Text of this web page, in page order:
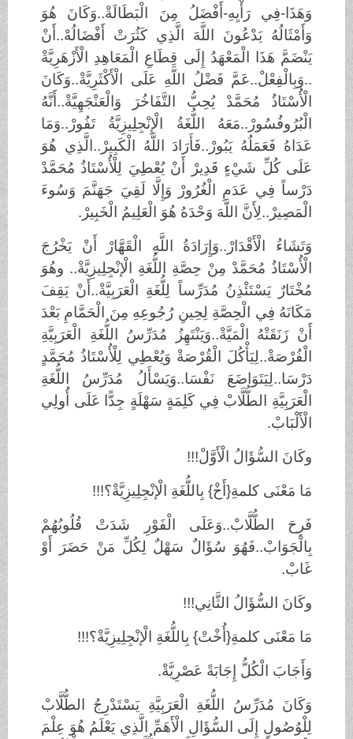
وَهَذَا-فِي رَأْيِهِ-أَفْضَلُ مِنَ الْبَطَالَةْ..وَكَانَ هُوَ
وَأَمْثَالُهُ يَدْعُونَ اللَّهَ الَّذِي كَثُرَتْ أَفْضَالُهْ..أَنْ
يَنْضَمَّ هَذَا الْمَعْهَدُ إِلَى قِطَاعِ الْمَعَاهِدِ الْأَزْهَرِيَّةْ
..وَبِالْفِعْلْ..عَمَّ فَضْلُ اللَّهِ عَلَى الْأَكْثَرِيَّةْ..وَكَانَ
الْأُسْتَاذُ مُحَمَّدْ يُحِبُّ التَّفَاخُرَ وَالْعَنْجَهِيَّةْ..أَنَّهُ
الْبُرُوفُسُورْ..مَعَهُ اللُّغَةُ الْإِنْجِلِيزِيَّةُ تَفُورْ..وَمَا
عَدَاهُ فَعَمَلُهُ يَبُورْ..فَأَرَادَ اللَّهُ الْكَبِيرْ..الَّذِي هُوَ
عَلَى كُلِّ شَيْءٍ قَدِيرْ أَنْ يُعْطِيَ لِلْأُسْتَاذُ مُحَمَّدْ
دَرْساً فِي عَدَمِ الْغُرُورْ وَإِلَّا لَقِيَ جَهَنَّمَ وَسُوءَ
الْمَصِيرْ..لِأَنَّ اللَّهَ وَحْدَهُ هُوَ الْعَلِيمُ الْخَبِيرْ.
وَتَشَاءُ الْأَقْدَارْ..وَإِرَادَةُ اللَّهِ الْقَهَّارْ أَنْ يَخْرُجَ
الْأُسْتَاذُ مُحَمَّدْ مِنْ حِصَّةِ اللُّغَةِ الْإنْجِلِيزِيَّةْ.. وهُوَ
مُخْتَارٌ يَسْتَئْذِنُ مُدَرِّساً لِلُّغَةِ الْعَرَبِيَّةْ..أَنْ يَقِفَ
مَكَانَهُ فِي الْحِصَّةِ لِحِينِ رُجُوعِهِ مِنَ الْحَمَّامِ بَعْدَ
أَنْ زَنَقَتْهُ الْمَيَّةْ..وَيَنْتَهِزُ مُدَرِّسُ اللُّغَةِ الْعَرَبِيَّةِ
الْفُرْصَةْ..لِيَأْكُلَ الْقُرْصَةْ وَيُعْطِي لِلْأُسْتَاذُ مُحَمَّدٍ
دَرْسَا..لِيَتَوَاضَعَ نَفْسَا..وَيَسْأَلُ مُدَرِّسُ اللُّغَةِ
الْعَرَبِيَّةِ الطُّلَّابْ فِي كَلِمَةٍ سَهْلَةٍ جِدًّا عَلَى أُولِي
الْأَلْبَابْ.
وكَانَ السُّؤَالُ الْأَوَّلْ!!!
مَا مَعْنَى كلمةِ{أَخْ} بِاللُّغَةِ الْإنْجِلِيزِيَّةْ؟!!!
فَرِحَ الطُّلَّابْ..وَعَلَى الْفَوْرِ شَدَتْ قُلُوبُهُمْ
بِالْجَوَابْ..فَهُوَ سُؤَالٌ سَهْلٌ لِكُلِّ مَنْ حَضَرَ أَوْ
غَابْ.
وكَانَ السُّؤَالُ الثَّانِي!!!
مَا مَعْنَى كلمةِ{أُخْتْ} بِاللُّغَةِ الْإنْجِلِيزِيَّةْ؟!!!
وَأَجَابَ الْكُلُّ إِجَابَةً عَصْرِيَّةْ.
وَكَانَ مُدَرِّسُ اللُّغَةِ الْعَرَبِيَّةِ يَسْتَدْرِجُ الطُّلَّابْ
لِلْوُصُولِ إِلَى السُّؤَالِ الْأَهَمِّ الَّذِي يَعْلَمُ هُوَ عِلْمَ